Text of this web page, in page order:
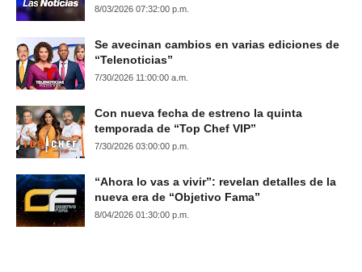
8/03/2026 07:32:00 p.m.
Se avecinan cambios en varias ediciones de
“Telenoticias”
7/30/2026 11:00:00 a.m.
Con nueva fecha de estreno la quinta
temporada de “Top Chef VIP”
7/30/2026 03:00:00 p.m.
“Ahora lo vas a vivir”: revelan detalles de la
nueva era de “Objetivo Fama”
8/04/2026 01:30:00 p.m.